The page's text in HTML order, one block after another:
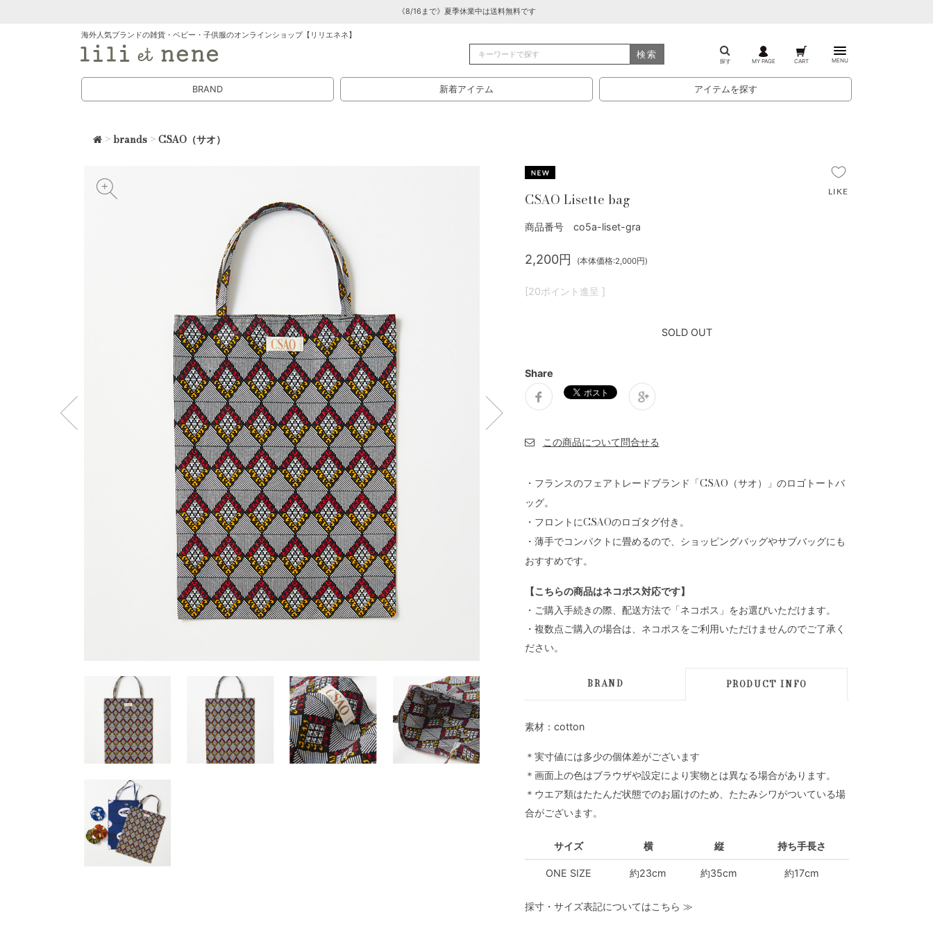
《8/16まで》夏季休業中は送料無料です
海外人気ブランドの雑貨・ベビー・子供服のオンラインショップ【リリエネネ】
検索
探す MY PAGE CART MENU
BRAND 新着アイテム アイテムを探す
>brands >CSAO（サオ）
CSAO Lisette bag
商品番号 co5a-liset-gra
2,200円 (本体価格:2,000円)
[20ポイント進呈 ]
SOLD OUT
Share
・フランスのフェアトレードブランド「CSAO（サオ）」のロゴトートバ
ッグ。
・フロントにCSAOのロゴタグ付き。
・薄手でコンパクトに畳めるので、ショッピングバッグやサブバッグにも
おすすめです。
【こちらの商品はネコポス対応です】
・ご購入手続きの際、配送方法で「ネコポス」をお選びいただけます。
・複数点ご購入の場合は、ネコポスをご利用いただけませんのでご了承く
ださい。
BRAND PRODUCT INFO
素材：cotton
＊実寸値には多少の個体差がございます
＊画面上の色はブラウザや設定により実物とは異なる場合があります。
＊ウエア類はたたんだ状態でのお届けのため、たたみシワがついている場
合がございます。
サイズ 横 縦 持ち手長さ
ONE SIZE 約23cm 約35cm 約17cm
採寸・サイズ表記についてはこちら ≫